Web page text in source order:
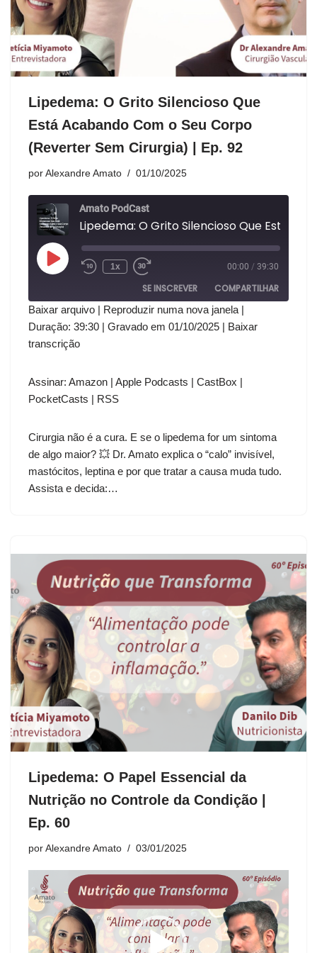
Lipedema: O Grito Silencioso Que
Está Acabando Com o Seu Corpo
(Reverter Sem Cirurgia) | Ep. 92
por Alexandre Amato 01/10/2025
Amato PodCast
1x 00:00 / 39:30
SE INSCREVER COMPARTILHAR
Amazon Apple Podcasts
CastBox
FEED RSS
COMPAR
TILHAR
INCORPO
RAR
Baixar arquivo Reproduzir numa nova janela|
Duração: 39:30
Gravado em 01/10/2025
Baixar
transcrição
Assinar: Amazon Apple Podcasts CastBox
PocketCasts
RSS
Cirurgia não é a cura. E se o lipedema for um sintoma
de algo maior? 💥 Dr. Amato explica o “calo” invisível,
mastócitos, leptina e por que tratar a causa muda tudo.
Assista e decida:…
Lipedema: O Papel Essencial da
Nutrição no Controle da Condição |
Ep. 60
por Alexandre Amato 03/01/2025
o
c
a
d